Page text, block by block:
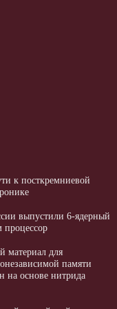
к посткремниевой
выпустили 6-ядерный
процессор
материал для
памяти
на основе нитрида